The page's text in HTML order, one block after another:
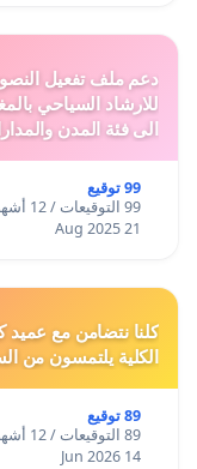
للارشاد السياحي
الى فئة المدن
99 توقيع
99 التوقيعات / 12 أشهر
21 Aug 2025
كلنا نتضامن مع عميد
الكلية يلتمسون من
89 توقيع
89 التوقيعات / 12 أشهر
14 Jun 2026